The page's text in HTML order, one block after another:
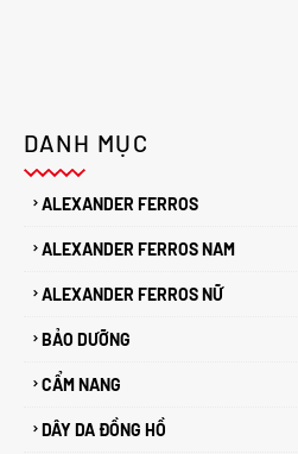
DANH MỤC
ALEXANDER FERROS
ALEXANDER FERROS NAM
ALEXANDER FERROS NỮ
BẢO DƯỠNG
CẨM NANG
DÂY DA ĐỒNG HỒ